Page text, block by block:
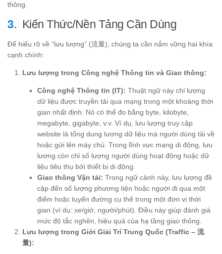
thông.
Kiến Thức/Nền Tảng Cần Dùng
Để hiểu rõ về “lưu lượng” (流量), chúng ta cần nắm vững hai khía
cạnh chính:
Lưu lượng trong Công nghệ Thông tin và Giao thông:
Công nghệ Thông tin (IT): Thuật ngữ này chỉ lượng
dữ liệu được truyền tải qua mạng trong một khoảng thời
gian nhất định. Nó có thể đo bằng byte, kilobyte,
megabyte, gigabyte, v.v. Ví dụ, lưu lượng truy cập
website là tổng dung lượng dữ liệu mà người dùng tải về
hoặc gửi lên máy chủ. Trong lĩnh vực mạng di động, lưu
lượng còn chỉ số lượng người dùng hoạt động hoặc dữ
liệu tiêu thụ bởi thiết bị di động.
Giao thông Vận tải: Trong ngữ cảnh này, lưu lượng đề
cập đến số lượng phương tiện hoặc người đi qua một
điểm hoặc tuyến đường cụ thể trong một đơn vị thời
gian (ví dụ: xe/giờ, người/phút). Điều này giúp đánh giá
mức độ tắc nghẽn, hiệu quả của hạ tầng giao thông.
Lưu lượng trong Giới Giải Trí Trung Quốc (Traffic – 流
量):